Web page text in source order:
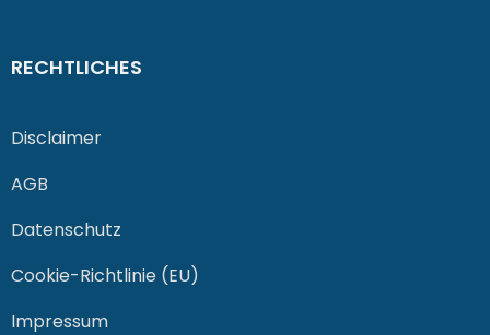
RECHTLICHES
Disclaimer
AGB
Datenschutz
Cookie-Richtlinie (EU)
Impressum